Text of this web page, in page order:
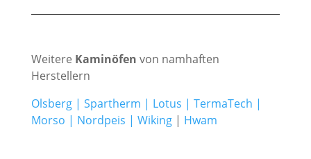
Weitere Kaminöfen von namhaften
Herstellern
Olsberg| Spartherm | Lotus | TermaTech |
Morso | Nordpeis | Wiking| Hwam